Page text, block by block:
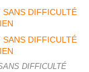
DIFFICULTÉ